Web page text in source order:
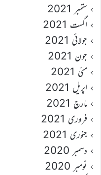
ستمبر 2021
اگست 2021
جولائی 2021
جون 2021
مئی 2021
اپریل 2021
مارچ 2021
فروری 2021
جنوری 2021
دسمبر 2020
نومبر 2020